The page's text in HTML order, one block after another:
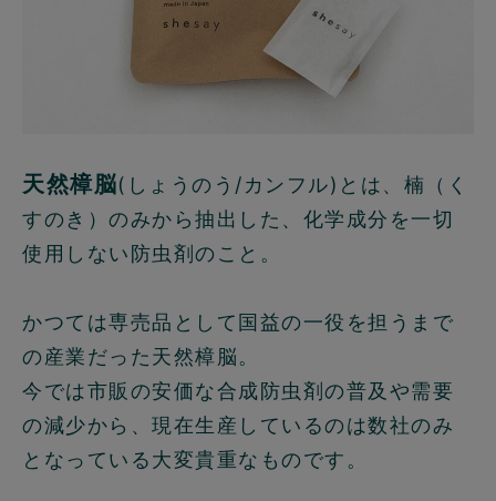
天然樟脳(しょうのう/カンフル)とは、楠（く
すのき）のみから抽出した、化学成分を一切
使用しない防虫剤のこと。
かつては専売品として国益の一役を担うまで
の産業だった天然樟脳。
今では市販の安価な合成防虫剤の普及や需要
の減少から、現在生産しているのは数社のみ
となっている大変貴重なものです。